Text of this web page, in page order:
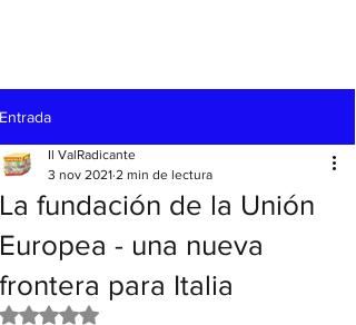
Entrada
La fundación de la Unión
Europea - una nueva
frontera para Italia
Il ValRadicante
3 nov 2021 2 min de lectura
Obtuvo NaN de 5 estrellas.